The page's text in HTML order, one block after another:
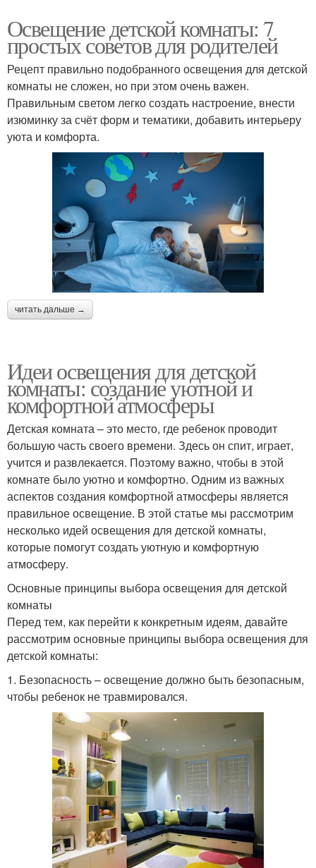
Освещение детской комнаты: 7
простых советов для родителей
Рецепт правильно подобранного освещения для детской
комнаты не сложен, но при этом очень важен.
Правильным светом легко создать настроение, внести
изюминку за счёт форм и тематики, добавить интерьеру
уюта и комфорта.
читать дальше →
Идеи освещения для детской
комнаты: создание уютной и
комфортной атмосферы
Детская комната – это место, где ребенок проводит
большую часть своего времени. Здесь он спит, играет,
учится и развлекается. Поэтому важно, чтобы в этой
комнате было уютно и комфортно. Одним из важных
аспектов создания комфортной атмосферы является
правильное освещение. В этой статье мы рассмотрим
несколько идей освещения для детской комнаты,
которые помогут создать уютную и комфортную
атмосферу.
Основные принципы выбора освещения для детской
комнаты
Перед тем, как перейти к конкретным идеям, давайте
рассмотрим основные принципы выбора освещения для
детской комнаты:
1. Безопасность – освещение должно быть безопасным,
чтобы ребенок не травмировался.